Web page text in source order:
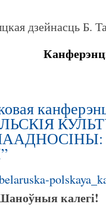
дзейнасць Б.
калегі!